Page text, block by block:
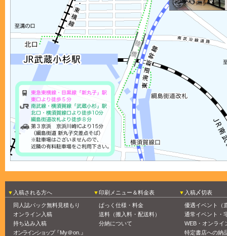
入稿される方へ
同人誌パック無料見積もり
オンライン入稿
持ち込み入稿
オンラインショップ『My＠on.』
印刷メニュー＆料金表
ぱっく仕様・料金
送料（搬入料・配送料）
分納について
入稿〆切表
優遇イベント（
通常イベント・
WEB・オンライ
特定書店への納